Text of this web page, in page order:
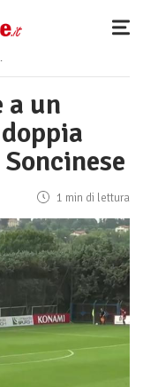
a un
1 min di lettura